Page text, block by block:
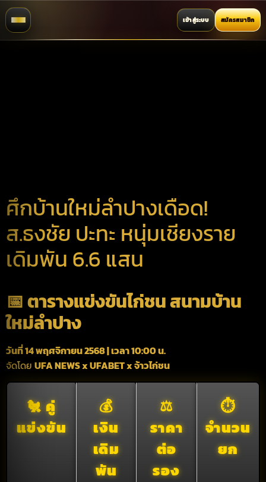
เข้าสู่ระบบ สมัครสมาชิก
ศึกบ้านใหม่ลำปางเดือด!
ส.ธงชัย ปะทะ หนุ่มเชียงราย
เดิมพัน 6.6 แสน
📅 ตารางแข่งขันไก่ชน สนามบ้าน
ใหม่ลำปาง
วันที่ 14 พฤศจิกายน 2568 | เวลา 10:00 น.
จัดโดย UFA NEWS x UFABET x จ้าวไก่ชน
🐔คู่
แข่งขัน
💰
เงิน
เดิม
พัน
⚖️
ราคา
ต่อ
รอง
⏱️
จำนวน
ยก